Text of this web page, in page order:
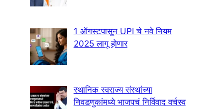
1 ऑगस्टपासून UPI चे नवे नियम
2025 लागू होणार
स्थानिक स्वराज्य संस्थांच्या
निवडणुकांमध्ये भाजपचं निर्विवाद वर्चस्व